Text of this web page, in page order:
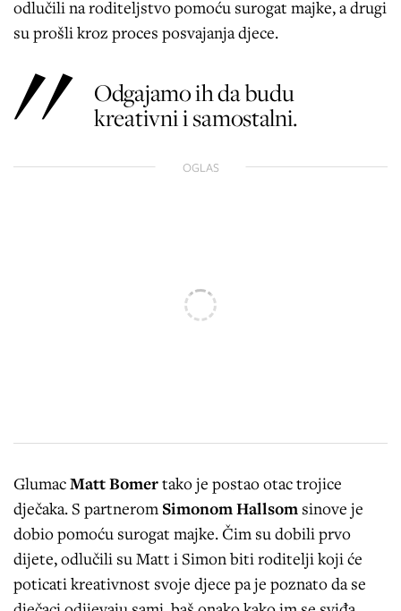
odlučili na roditeljstvo pomoću surogat majke, a drugi
su prošli kroz proces posvajanja djece.
Odgajamo ih da budu
kreativni i samostalni.
OGLAS
GlumacMatt Bomertako je postao otac trojice
dječaka. S partnerom Simonom Hallsom sinove je
dobio pomoću surogat majke. Čim su dobili prvo
dijete, odlučili su Matt i Simon biti roditelji koji će
poticati kreativnost svoje djece pa je poznato da se